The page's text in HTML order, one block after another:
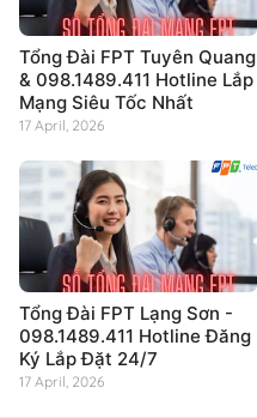
Tổng Đài FPT Tuyên Quang
& 098.1489.411 Hotline Lắp
Mạng Siêu Tốc Nhất
17 April, 2026
Tổng Đài FPT Lạng Sơn -
098.1489.411 Hotline Đăng
Ký Lắp Đặt 24/7
17 April, 2026